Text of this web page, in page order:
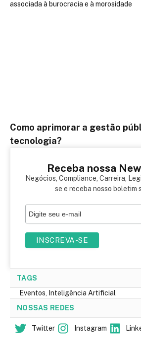
Como aprimorar a gestão
tecnologia?
Receba nossa
Negócios, Compliance, Carreira,
se e receba nosso boletim
TAGS
Eventos
Inteligência Artificial
NOSSAS REDES
Twitter Instagram